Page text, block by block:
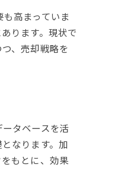
高まっていま
ります。現状で
、売却戦略を
タベースを活
なります。加
もとに、効果